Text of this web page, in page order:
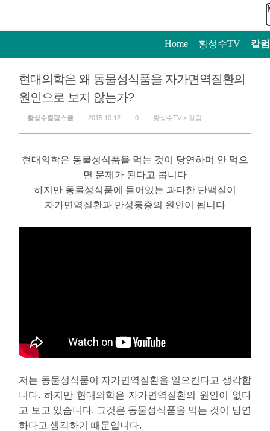
Home 황성수TV 칼럼
현대의학은 왜 동물성식품을 자가면역질환의
원인으로 보지 않는가?
황성수힐링스쿨 2015.10.12 0 황성수TV > 칼럼
현대의학은 동물성식품을 먹는 것이 당연하며 안 먹으
면 문제가 된다고 봅니다
하지만 동물성식품에 들어있는 과다한 단백질이
자가면역질환과 만성통증의 원인이 됩니다
저는 동물성식품이 자가면역질환을 일으킨다고 생각합
니다. 하지만 현대의학은 자가면역질환의 원인이 없다
고 보고 있습니다. 그것은 동물성식품을 먹는 것이 당연
하다고 생각하기 때문입니다.